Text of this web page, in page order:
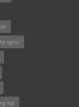
ngoại
hơi